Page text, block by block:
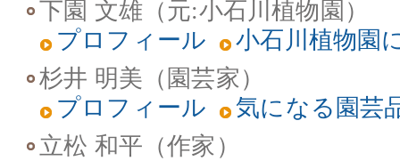
下園 文雄（元:小石川植物園）
プロフィール
小石川植物園
杉井 明美（園芸家）
プロフィール
気になる園芸
立松 和平（作家）